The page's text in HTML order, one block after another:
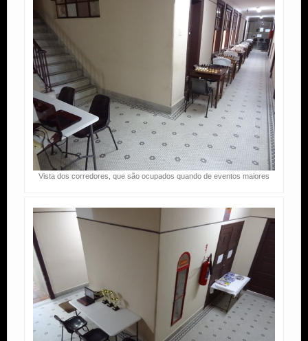
Vista dos corredores, que são ocupados quando de eventos maiores